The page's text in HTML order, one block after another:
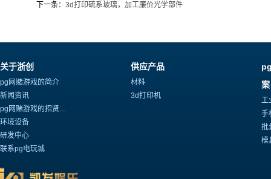
下一条： 3d打印硫系玻璃，加工廉价光学部件
关于浙创
pg网赌游戏的简介
新闻资讯
pg网赌游戏的招贤纳士
环境设备
研发中心
联系pg电玩城
供应产品
材料
3d打印机
案
工
手
批
模